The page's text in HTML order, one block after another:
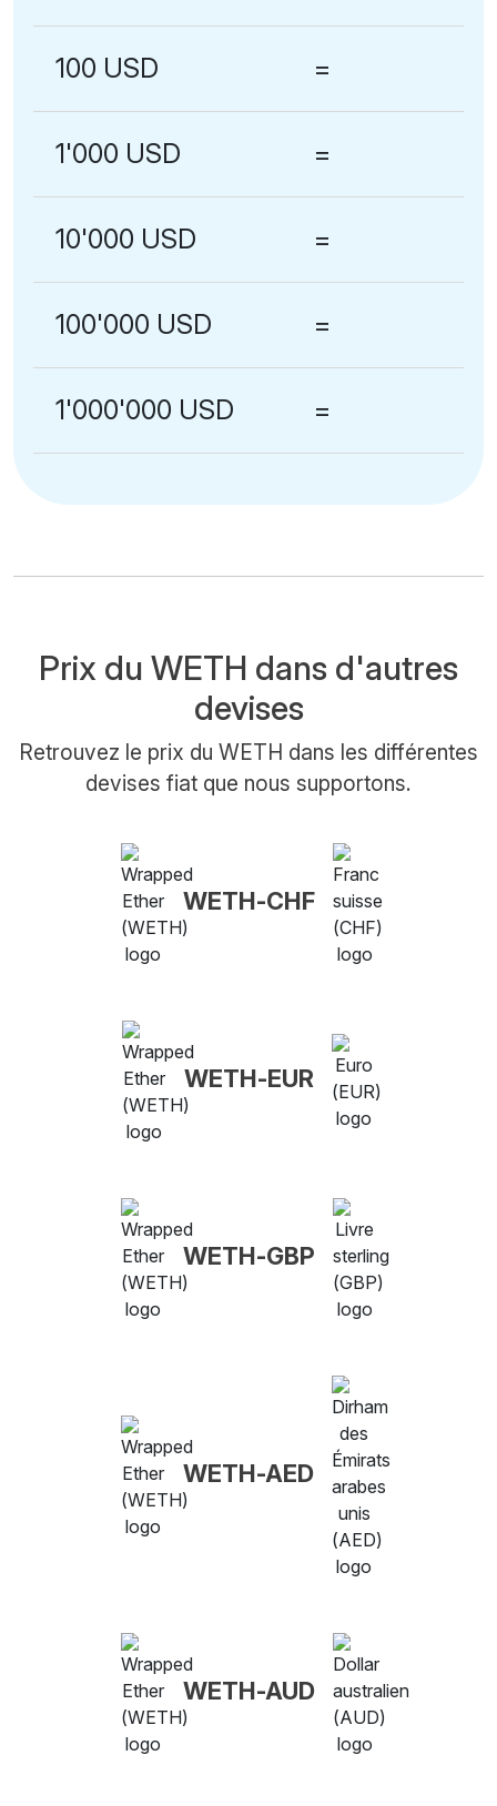
100 USD =
1'000 USD =
10'000 USD =
100'000 USD =
1'000'000 USD =
Prix du WETH dans d'autres
devises
Retrouvez le prix du WETH dans les différentes
devises fiat que nous supportons.
WETH-CHF
WETH-EUR
WETH-GBP
WETH-AED
WETH-AUD